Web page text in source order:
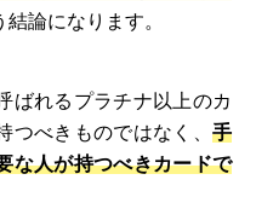
結論になります。
ばれるプラチナ以上のカ
つべきものではなく、 手
な人が持つべきカードで